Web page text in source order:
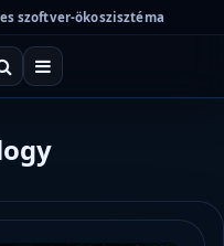
szoftver-ökoszisztéma